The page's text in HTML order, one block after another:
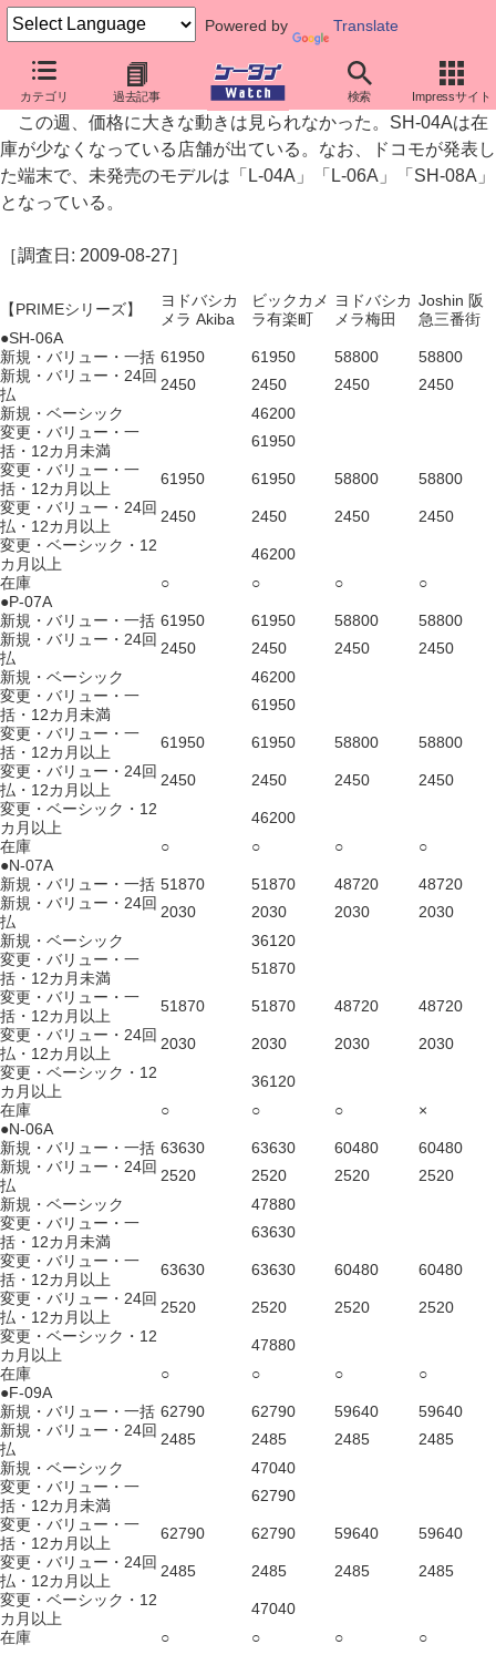
Powered by Translate
カテゴリ 過去記事 検索 Impressサイト
ドコモ端末価格調査： 価格に大きな動きは無し
この週、価格に大きな動きは見られなかった。SH-04Aは在
庫が少なくなっている店舗が出ている。なお、ドコモが発表し
た端末で、未発売のモデルは「L-04A」「L-06A」「SH-08A」
となっている。
［調査日: 2009-08-27］
【PRIMEシリーズ】
ヨドバシカ
メラ Akiba
ビックカメ
ラ有楽町
ヨドバシカ
メラ梅田
Joshin 阪
急三番街
●SH-06A
新規・バリュー・一括 61950 61950 58800
58800
新規・バリュー・24回
払
2450 2450 2450
2450
新規・ベーシック
46200
変更・バリュー・一
括・12カ月未満
61950
変更・バリュー・一
括・12カ月以上
61950 61950 58800
58800
変更・バリュー・24回
払・12カ月以上
2450 2450 2450
2450
変更・ベーシック・12
カ月以上
46200
在庫
○ ○ ○
○
●P-07A
新規・バリュー・一括 61950 61950 58800
58800
新規・バリュー・24回
払
2450 2450 2450
2450
新規・ベーシック
46200
変更・バリュー・一
括・12カ月未満
61950
変更・バリュー・一
括・12カ月以上
61950 61950 58800
58800
変更・バリュー・24回
払・12カ月以上
2450 2450 2450
2450
変更・ベーシック・12
カ月以上
46200
在庫
○ ○ ○
○
●N-07A
新規・バリュー・一括 51870 51870 48720
48720
新規・バリュー・24回
払
2030 2030 2030
2030
新規・ベーシック
36120
変更・バリュー・一
括・12カ月未満
51870
変更・バリュー・一
括・12カ月以上
51870 51870 48720
48720
変更・バリュー・24回
払・12カ月以上
2030 2030 2030
2030
変更・ベーシック・12
カ月以上
36120
在庫
○ ○ ○
×
●N-06A
新規・バリュー・一括 63630 63630 60480
60480
新規・バリュー・24回
払
2520 2520 2520
2520
新規・ベーシック
47880
変更・バリュー・一
括・12カ月未満
63630
変更・バリュー・一
括・12カ月以上
63630 63630 60480
60480
変更・バリュー・24回
払・12カ月以上
2520 2520 2520
2520
変更・ベーシック・12
カ月以上
47880
在庫
○ ○ ○
○
●F-09A
新規・バリュー・一括 62790 62790 59640
59640
新規・バリュー・24回
払
2485 2485 2485
2485
新規・ベーシック
47040
変更・バリュー・一
括・12カ月未満
62790
変更・バリュー・一
括・12カ月以上
62790 62790 59640
59640
変更・バリュー・24回
払・12カ月以上
2485 2485 2485
2485
変更・ベーシック・12
カ月以上
47040
在庫
○ ○ ○ ○